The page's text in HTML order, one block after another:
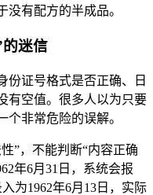
有配方的半成品。
迷信
份证号格式是否正确、日
有空值。很多人以为只要
个非常危险的误解。
”，不能判断“内容正确
年6月31日，系统会报
为1962年6月13日，实际